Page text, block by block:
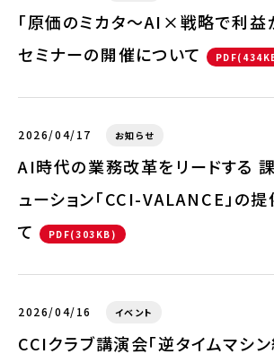
「原価のミカタ～AI×戦略で利益
セミナーの開催について
2026/04/17 お知らせ
AI時代の業務改革をリードする
ューション「CCI-VALANCE」の
て
PDF(303KB)
2026/04/16 イベント
CCIクラブ講演会「逆タイムマシ